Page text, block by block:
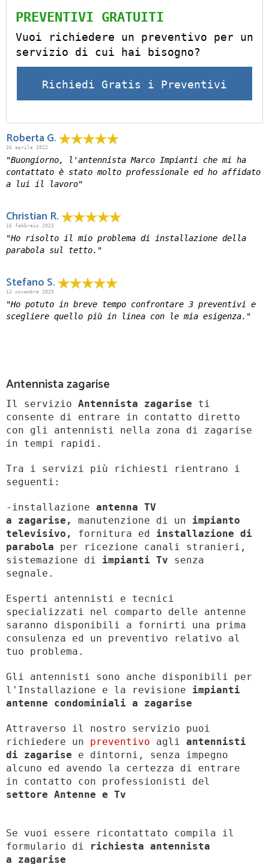
PREVENTIVI GRATUITI
Vuoi richiedere un preventivo per un
servizio di cui hai bisogno?
Richiedi Gratis i Preventivi
Roberta G.
26 aprile 2022
"Buongiorno, l'antennista Marco Impianti che mi ha
contattato è stato molto professionale ed ho affidato
a lui il lavoro"
Christian R.
16 febbraio 2023
"Ho risolto il mio problema di installazione della
parabola sul tetto."
Stefano S.
12 novembre 2025
"Ho potuto in breve tempo confrontare 3 preventivi e
scegliere quello più in linea con le mia esigenza."
Antennista zagarise
Il servizio Antennista zagarise ti
consente di entrare in contatto diretto
con gli antennisti nella zona di zagarise
in tempi rapidi.
Tra i servizi più richiesti rientrano i
seguenti:
-installazione antenna TV
a zagarise, manutenzione di un impianto
televisivo, fornitura ed installazione di
parabola per ricezione canali stranieri,
sistemazione di impianti Tv senza
segnale.
Esperti antennisti e tecnici
specializzati nel comparto delle antenne
saranno disponibili a fornirti una prima
consulenza ed un preventivo relativo al
tuo problema.
Gli antennisti sono anche disponibili per
l'Installazione e la revisione impianti
antenne condominiali a zagarise
Attraverso il nostro servizio puoi
richiedere un preventivo agli antennisti
di zagarise e dintorni, senza impegno
alcuno ed avendo la certezza di entrare
in contatto con professionisti del
settore Antenne e Tv
Se vuoi essere ricontattato compila il
formulario di
richiesta antennista
a zagarise